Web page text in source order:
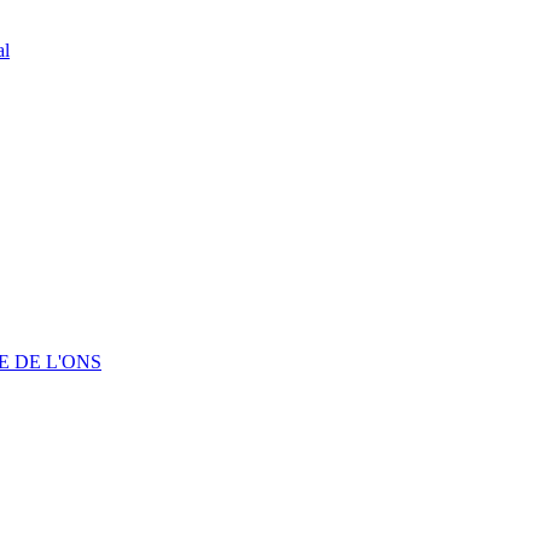
DE L'ONS